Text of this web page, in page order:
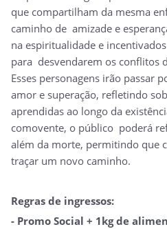
que compartilham da mesma
caminho de amizade e
na espiritualidade e
para desvendarem os conflitos
Esses personagens irão passar
amor e superação, refletindo
aprendidas ao longo da
comovente, o público poderá
além da morte, permitindo que
traçar um novo caminho.
Regras de ingressos:
- Promo Social + 1kg de